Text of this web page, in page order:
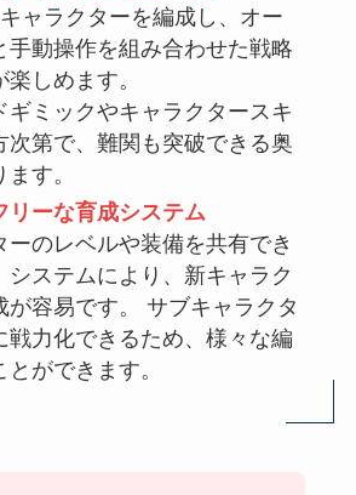
ャラクターを編成し、オー
手動操作を組み合わせた戦略
しめます。
ギミックやキャラクタースキ
次第で、難関も突破できる奥
す。
リーな育成システム
ーのレベルや装備を共有でき
システムにより、新キャラク
が容易です。 サブキャラクタ
戦力化できるため、様々な編
ができます。